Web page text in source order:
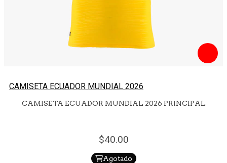
CAMISETA ECUADOR MUNDIAL 2026
CAMISETA ECUADOR MUNDIAL 2026 PRINCIPAL
40.00
Agotado